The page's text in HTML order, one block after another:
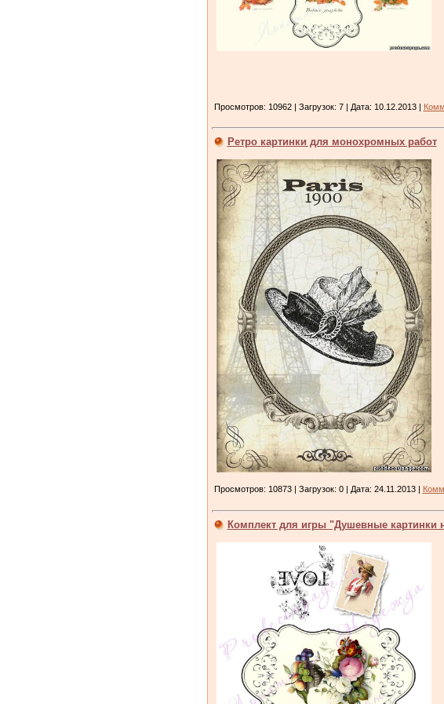
Просмотров: 10962 | Загрузок: 7 | Дата: 10.12.2013|
Ретро картинки для монохромных работ
Просмотров: 10873 | Загрузок: 0 | Дата: 24.11.2013|
Комплект для игры "Душевные картинки